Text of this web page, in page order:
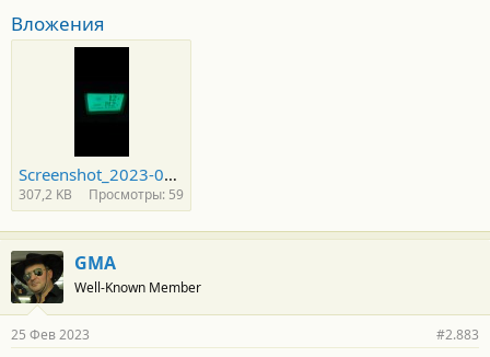
Вложения
Screenshot_2023-02-25-22-09-10-624_com.miui.gallery.jpg
307,2 KB Просмотры: 59
GMA
Well-Known Member
25 Фев 2023 #2.883